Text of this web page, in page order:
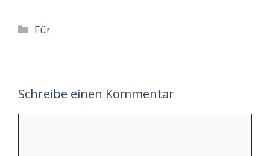
Kategorien
Für
Schreibe einen Kommentar